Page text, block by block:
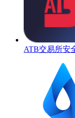
ATB交易所安